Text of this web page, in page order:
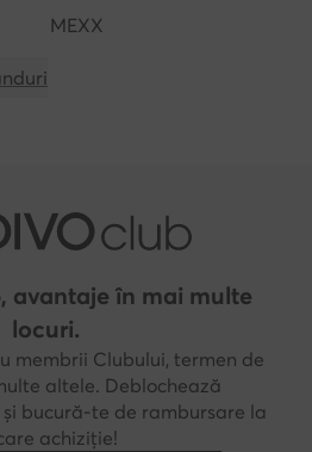
MEXX
avantaje în mai multe
locuri.
membrii Clubului, termen de
altele. Deblochează
bucură-te de rambursare la
achiziție!